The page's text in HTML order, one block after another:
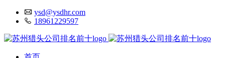
ysd@ysdhr.com
18961229597